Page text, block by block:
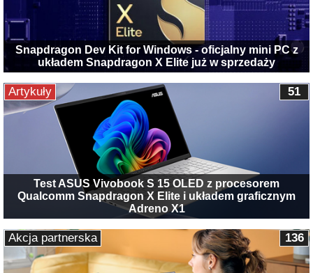
Snapdragon Dev Kit for Windows - oficjalny mini PC z
układem Snapdragon X Elite już w sprzedaży
Test ASUS Vivobook S 15 OLED z procesorem
Qualcomm Snapdragon X Elite i układem graficznym
Adreno X1
51
Artykuły
136
Akcja partnerska